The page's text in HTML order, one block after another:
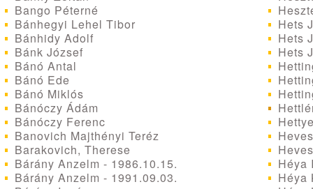
Bango Péterné
Bánhegyi Lehel Tibor
Bánhidy Adolf
Bánk József
Bánó Antal
Bánó Ede
Bánó Miklós
Bánóczy Ádám
Bánóczy Ferenc
Banovich Majthényi Teréz
Barakovich, Therese
Bárány Anzelm - 1986.10.15.
Bárány Anzelm - 1991.09.03.
Hets
Hets
Hets
Héya
Héya